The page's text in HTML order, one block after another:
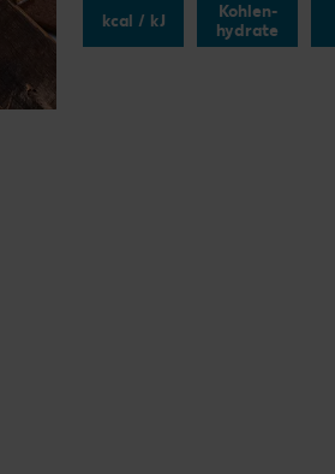
kcal / kJ
Kohlen-
hydrate